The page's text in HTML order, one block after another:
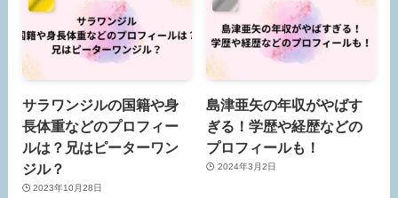
サラワンジルの国籍や身
長体重などのプロフィー
ルは？兄はピーターワン
ジル？
2023年10月28日
島津亜矢の年収がやばす
ぎる！学歴や経歴などの
プロフィールも！
2024年3月2日